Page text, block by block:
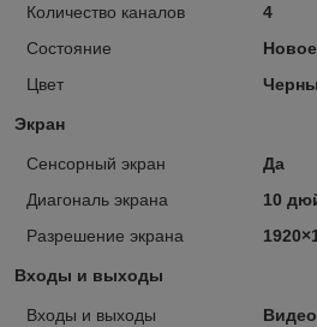
Количество каналов
4
Состояние
Новое
Цвет
Экран
Сенсорный экран
Да
Диагональ экрана
10
Разрешение экрана
Входы и выходы
Входы и выходы